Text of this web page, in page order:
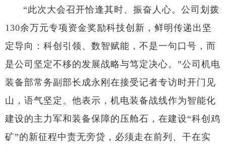
“此次大会召开恰逢其时、振奋人心。公司划拨
130余万元专项资金奖励科技创新，鲜明传递出坚
定导向：科创引领、数智赋能，不是一句口号，而
是公司坚定不移的发展战略与笃定决心。”公司机电
装备部常务副部长成永刚在接受记者专访时开门见
山，语气坚定。他表示，机电装备战线作为智能化
建设的主力军和装备保障的压舱石，在建设“科创鸡
矿”的新征程中责无旁贷，必须走在前列、干在实